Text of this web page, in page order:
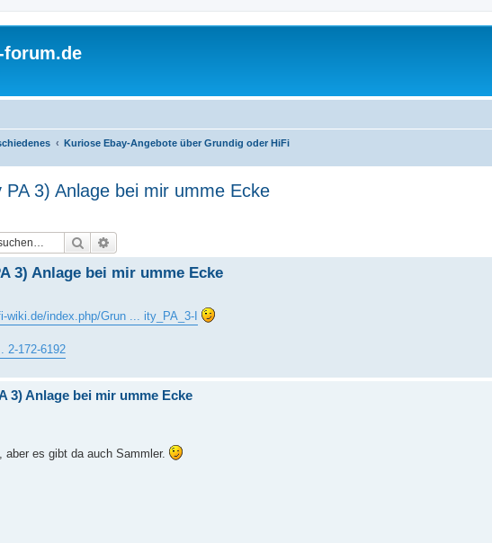
Kuriose Ebay-Angebote über Grundig oder HiFi
3) Anlage bei mir umme Ecke
Suche
3) Anlage bei mir umme Ecke
wiki.de/index.php/Grun ... ity_PA_3-I
2-172-6192
3) Anlage bei mir umme Ecke
es gibt da auch Sammler.